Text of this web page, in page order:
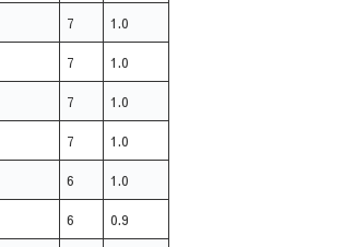
7 1.0
7 1.0
7 1.0
7 1.0
6 1.0
6 0.9